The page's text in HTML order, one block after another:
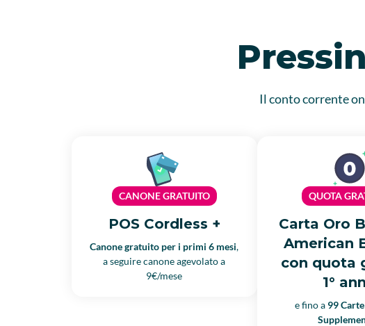
Il conto corrente
CANONE GRATUITO
POS Cordless +
Canone gratuito per i primi 6 mesi,
a seguire canone agevolato a
9€/mese
QUOTA
Carta Oro
American
con quota
1°
e fino a 99